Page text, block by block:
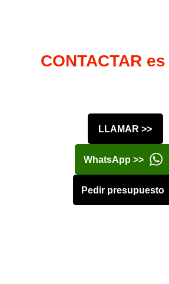
CONTACTAR
LLAMAR >>
WhatsApp >>
Pedir presupuesto